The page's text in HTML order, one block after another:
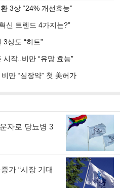
3상 “24% 개선효능”
신 트렌드 4가지는?”
3상도 “히트”
시작..비만 “유망 효능”
비만 “심장약” 첫 美허가
자로 당뇨병 3
가 “시장 기대